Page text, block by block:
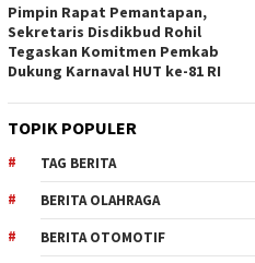
Pimpin Rapat Pemantapan,
Sekretaris Disdikbud Rohil
Tegaskan Komitmen Pemkab
Dukung Karnaval HUT ke-81 RI
TOPIK POPULER
TAG BERITA
BERITA OLAHRAGA
BERITA OTOMOTIF